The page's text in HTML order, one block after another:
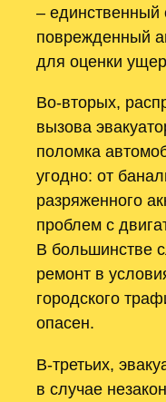
– единственный
поврежденный
для оценки
Во-вторых,
вызова
поломка
угодно: от
разряженного
проблем с
В большинстве
ремонт в
городского
опасен.
В-третьих,
в случае